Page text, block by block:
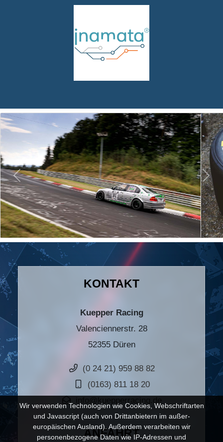
KONTAKT
Kuepper Racing
Valenciennerstr. 28
52355 Düren
(0 24 21) 959 88 82
(0163) 811 18 20
ANFAHRT
Wir verwenden Technologien wie Cookies, Webschriftarten
und Javascript (auch von Drittanbietern im außer-
europäischen Ausland). Außerdem verarbeiten wir
personenbezogene Daten wie IP-Adressen und